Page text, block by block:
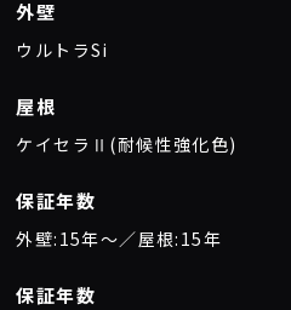
外壁
ウルトラSi
屋根
ケイセラⅡ(耐候性強化色)
保証年数
外壁:15年〜／屋根:15年
保証年数